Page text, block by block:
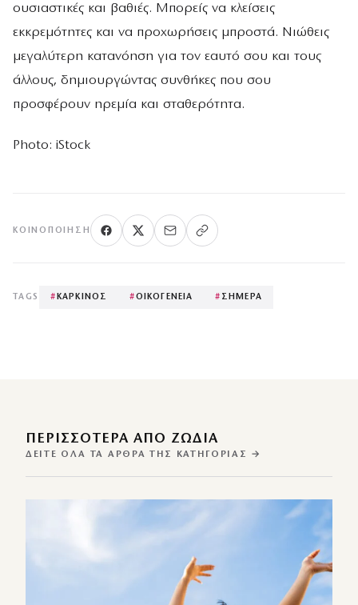
ουσιαστικές και βαθιές. Μπορείς να κλείσεις
εκκρεμότητες και να προχωρήσεις μπροστά. Νιώθεις
μεγαλύτερη κατανόηση για τον εαυτό σου και τους
άλλους, δημιουργώντας συνθήκες που σου
προσφέρουν ηρεμία και σταθερότητα.
Photo: iStock
ΚΟΙΝΟΠΟΊΗΣΗ
TAGS #ΚΑΡΚΙΝΟΣ #ΟΙΚΟΓΕΝΕΙΑ # ΣΗΜΕΡΑ
ΠΕΡΙΣΣΌΤΕΡΑ ΑΠΌ ΖΩΔΙΑ
ΔΕΊΤΕ ΌΛΑ ΤΑ ΆΡΘΡΑ ΤΗΣ ΚΑΤΗΓΟΡΊΑΣ →